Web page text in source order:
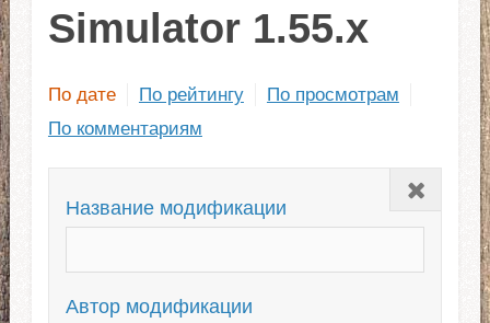
Simulator 1.55.x
По дате По рейтингу
По просмотрам
По комментариям
Закрыть
Название модификации
Автор модификации